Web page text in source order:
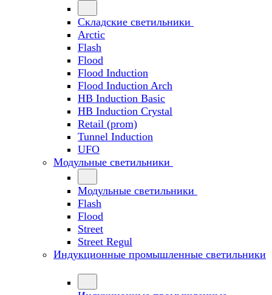
Складские светильники
Arctic
Flash
Flood
Flood Induction
Flood Induction Arch
HB Induction Basic
HB Induction Crystal
Retail (prom)
Tunnel Induction
UFO
Модульные светильники
Модульные светильники
Flash
Flood
Street
Street Regul
Индукционные промышленные светильники